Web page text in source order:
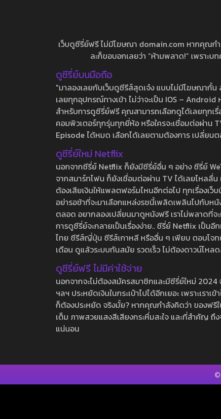
เว็บดูซีรี่ย์ฟรี ไม่มีโฆษณา domain.com หากคุณก
ละก็ขอบอกเลยว่า “ห้ามพลาด!” เพราะ
ดูซีรี่ย์บนมือถือ
"มาลองเลยกับเว็บดูซีรีส์สุดเจ๋ง แบบไม่มีโฆษณากั้
เลยทุกอุปกรณ์ทางเข้า ไม่ว่าจะเป็น IOS –
สำหรับการดูซีรี่ย์ฟรี คุณสามารถเลือกดูได้เลยทุกเ
คอมพิวเตอร์ทุกรุ่นทุกยี่ห้อ หรือใครจะเชื่อมต่อผ่าน
Episode ได้หมด เลือกได้เลยตามต้องการ เปลี่ยน
ดูซีรี่ย์ใหม่ Netflix
นอกจากซีรี่ย์ Netflix ก็ยังมีซีรี่ย์อื่น ๆ อย่าง ซีรี่ย์
จากสมาร์ทโฟน ก็ยังเชื่อมต่อผ่าน TV ได้เลยไหลลื่
ต้องเสียเงินให้แพลตฟอร์มไหนอีกต่อไป ทุกเรื่องเว็
อย่ารอช้าที่จะมาเลือกแหล่งรชนี้เพลิดเพลินไปกับห
ตลอด อยากลองเปลี่ยนมาดูหนังฟรี เราไม่พลาดที่
การดูซีรี่ย์จะกลายเป็นเรื่องง่าย.. ซีรี่ย์ Netflix เป็น
ไทย ซีรีส์ญี่ปุ่น ซีรีส์เกาหลี หรืออื่น ๆ เพียบ ตอบโจท
เดือน ดูแล้วระบบทันสมัย รวดเร็ว ไม่ต้องดาวน์โห
ดูซีรี่ย์ฟรี ไม่มีค่าใช้จ่าย
นอกจากจะไม่ต้องสมัครสมาชิกและมีซีรี่ย์ใหม่
ฯลฯ ประหยัดเงินในกระเป๋าไปได้อีกเยอะ เพราะเร
ก็ต้องประหยัด จริงมั้ย? หากคุณกำลังคิดว่า ของฟ
เต็ม ภาพสวยแสงสีเสียงกระหึ่มสะใจ และที่สำคัญ
แน่นอน
©